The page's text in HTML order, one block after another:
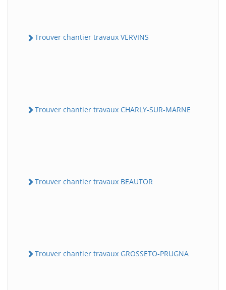
Trouver chantier travaux VERVINS
Trouver chantier travaux CHARLY-SUR-MARNE
Trouver chantier travaux BEAUTOR
Trouver chantier travaux GROSSETO-PRUGNA